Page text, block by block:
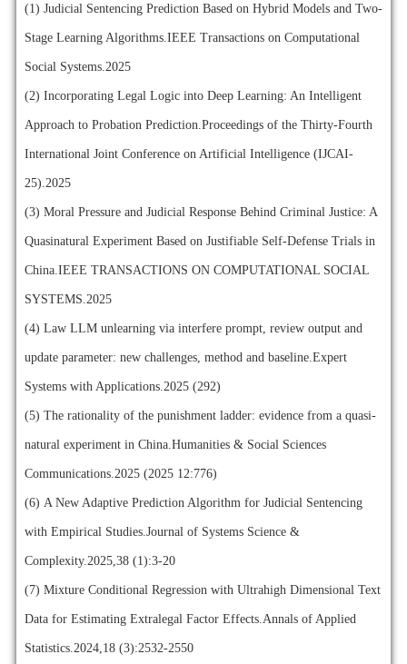
(1) Judicial Sentencing Prediction Based on Hybrid Models and Two-
Stage Learning Algorithms.IEEE Transactions on Computational
Social Systems.2025
(2) Incorporating Legal Logic into Deep Learning: An Intelligent
Approach to Probation Prediction.Proceedings of the Thirty-Fourth
International Joint Conference on Artificial Intelligence (IJCAI-
25).2025
(3) Moral Pressure and Judicial Response Behind Criminal Justice: A
Quasinatural Experiment Based on Justifiable Self-Defense Trials in
China.IEEE TRANSACTIONS ON COMPUTATIONAL SOCIAL
SYSTEMS.2025
(4) Law LLM unlearning via interfere prompt, review output and
update parameter: new challenges, method and baseline.Expert
Systems with Applications.2025 (292)
(5) The rationality of the punishment ladder: evidence from a quasi-
natural experiment in China.Humanities & Social Sciences
Communications.2025 (2025 12:776)
(6) A New Adaptive Prediction Algorithm for Judicial Sentencing
with Empirical Studies.Journal of Systems Science &
Complexity.2025,38 (1):3-20
(7) Mixture Conditional Regression with Ultrahigh Dimensional Text
Data for Estimating Extralegal Factor Effects.Annals of Applied
Statistics.2024,18 (3):2532-2550